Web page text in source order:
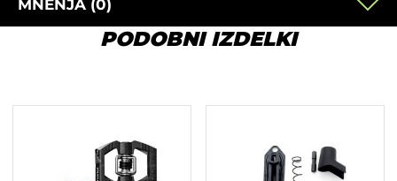
MNENJA (0)
PODOBNI IZDELKI